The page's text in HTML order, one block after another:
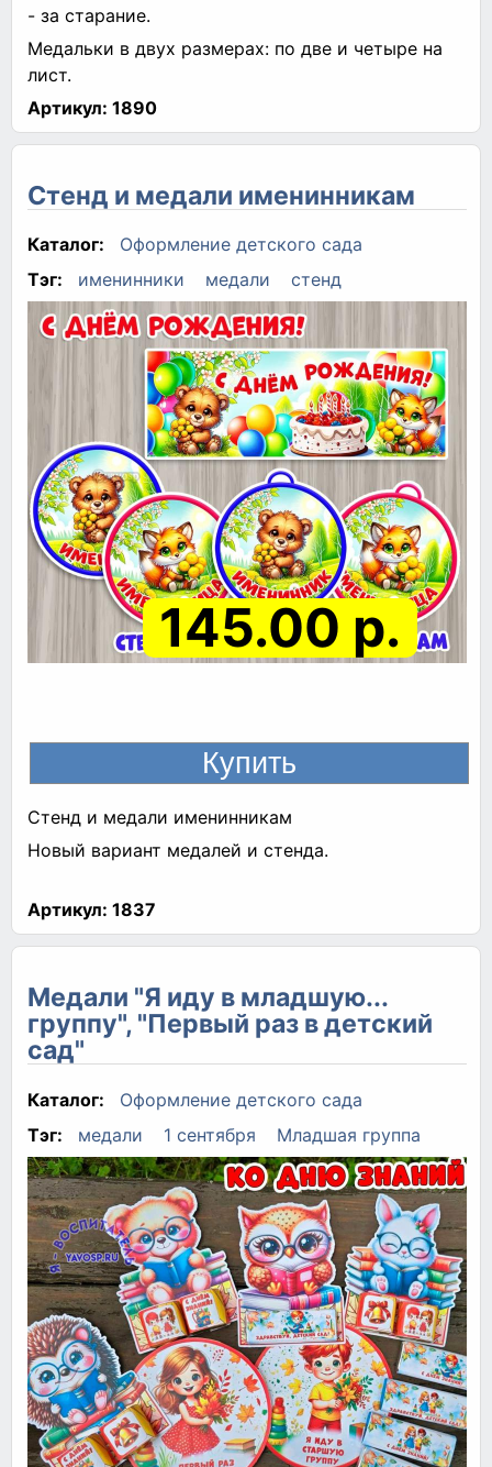
- за старание.
Медальки в двух размерах: по две и четыре на
лист.
Артикул: 1890
Стенд и медали именинникам
Каталог:
Оформление детского сада
Тэг:
именинники медали стенд
145.00 р.
Стенд и медали именинникам
Новый вариант медалей и стенда.
Артикул: 1837
Медали "Я иду в младшую...
группу", "Первый раз в детский
сад"
Каталог:
Оформление детского сада
Тэг:
медали 1 сентября Младшая группа